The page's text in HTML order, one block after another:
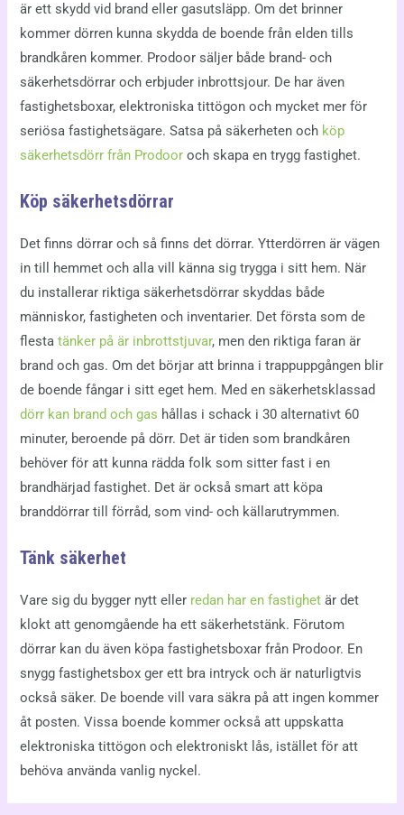
är ett skydd vid brand eller gasutsläpp. Om det brinner
kommer dörren kunna skydda de boende från elden tills
brandkåren kommer. Prodoor säljer både brand- och
säkerhetsdörrar och erbjuder inbrottsjour. De har även
fastighetsboxar, elektroniska tittögon och mycket mer för
seriösa fastighetsägare. Satsa på säkerheten och köp
säkerhetsdörr från Prodoor och skapa en trygg fastighet.
Köp säkerhetsdörrar
Det finns dörrar och så finns det dörrar. Ytterdörren är vägen
in till hemmet och alla vill känna sig trygga i sitt hem. När
du installerar riktiga säkerhetsdörrar skyddas både
människor, fastigheten och inventarier. Det första som de
flestatänker på är inbrottstjuvar, men den riktiga faran är
brand och gas. Om det börjar att brinna i trappuppgången blir
de boende fångar i sitt eget hem. Med en säkerhetsklassad
dörr kan brand och gas hållas i schack i 30 alternativt 60
minuter, beroende på dörr. Det är tiden som brandkåren
behöver för att kunna rädda folk som sitter fast i en
brandhärjad fastighet. Det är också smart att köpa
branddörrar till förråd, som vind- och källarutrymmen.
Tänk säkerhet
Vare sig du bygger nytt eller redan har en fastighet är det
klokt att genomgående ha ett säkerhetstänk. Förutom
dörrar kan du även köpa fastighetsboxar från Prodoor. En
snygg fastighetsbox ger ett bra intryck och är naturligtvis
också säker. De boende vill vara säkra på att ingen kommer
åt posten. Vissa boende kommer också att uppskatta
elektroniska tittögon och elektroniskt lås, istället för att
behöva använda vanlig nyckel.